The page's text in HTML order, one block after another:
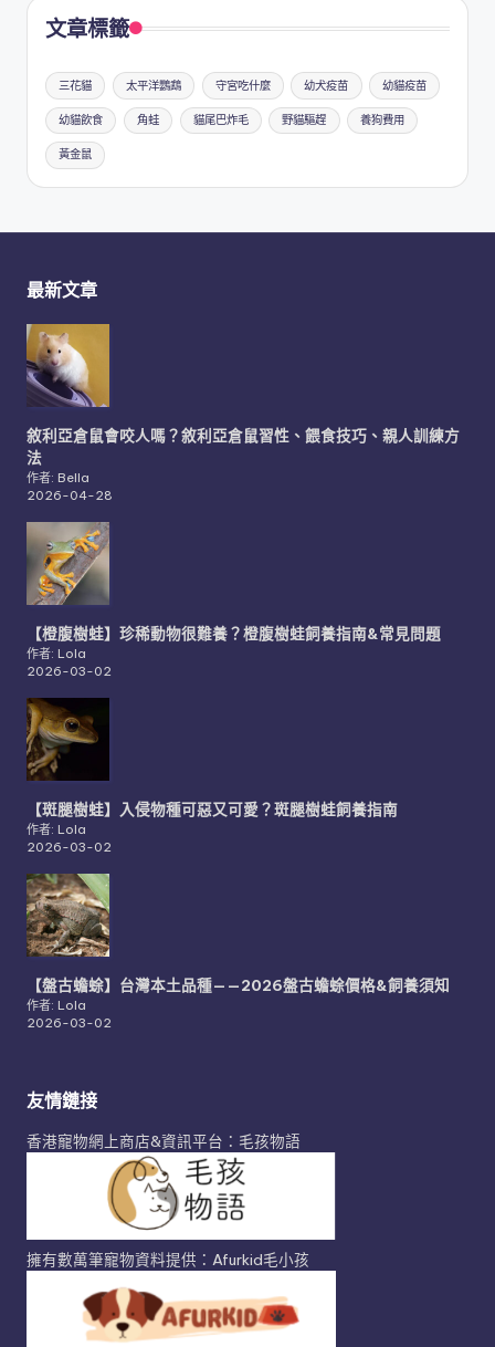
文章標籤
三花貓 太平洋鸚鵡 守宮吃什麼 幼犬疫苗 幼貓疫苗
幼貓飲食 角蛙 貓尾巴炸毛 野貓驅趕 養狗費用
黃金鼠
最新文章
敘利亞倉鼠會咬人嗎？敘利亞倉鼠習性、餵食技巧、親人訓練方
法
作者: Bella
2026-04-28
【橙腹樹蛙】珍稀動物很難養？橙腹樹蛙飼養指南&常見問題
作者: Lola
2026-03-02
【斑腿樹蛙】入侵物種可惡又可愛？斑腿樹蛙飼養指南
作者: Lola
2026-03-02
【盤古蟾蜍】台灣本土品種——2026盤古蟾蜍價格&飼養須知
作者: Lola
2026-03-02
友情鏈接
香港寵物網上商店&資訊平台：毛孩物語
擁有數萬筆寵物資料提供：Afurkid毛小孩